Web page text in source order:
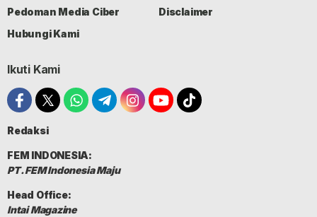
Pedoman Media Ciber
Disclaimer
Hubungi Kami
Ikuti Kami
Redaksi
FEM INDONESIA:
PT. FEM Indonesia Maju
Head Office:
Intai Magazine